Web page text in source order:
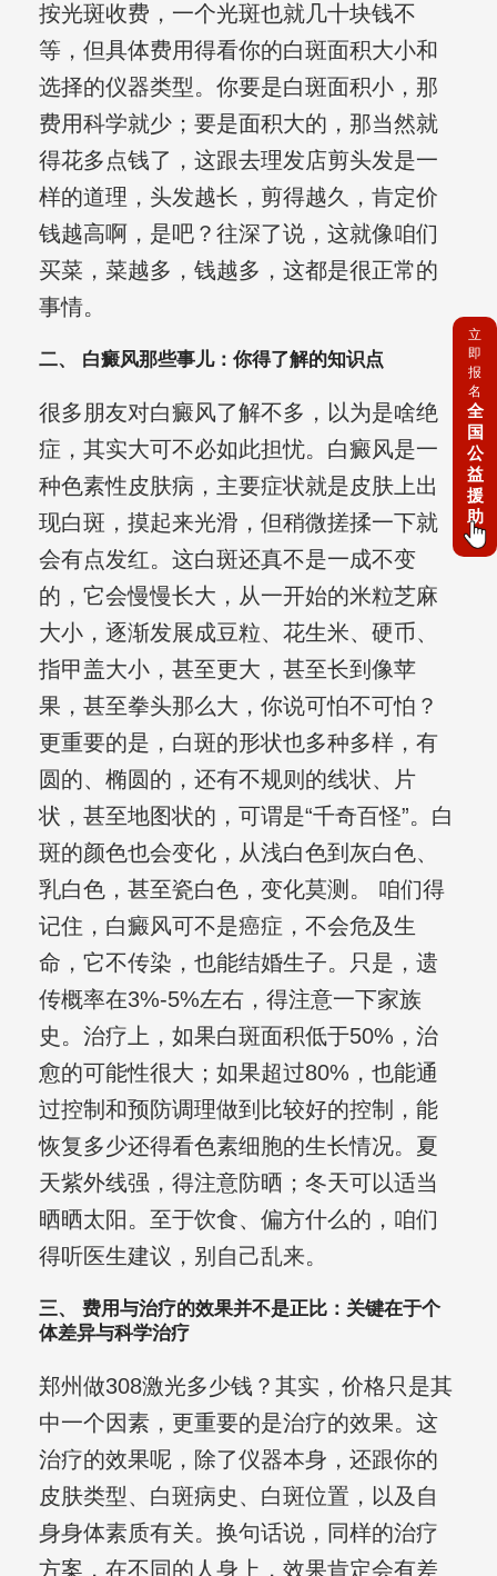
按光斑收费，一个光斑也就几十块钱不
等，但具体费用得看你的白斑面积大小和
选择的仪器类型。你要是白斑面积小，那
费用科学就少；要是面积大的，那当然就
得花多点钱了，这跟去理发店剪头发是一
样的道理，头发越长，剪得越久，肯定价
钱越高啊，是吧？往深了说，这就像咱们
买菜，菜越多，钱越多，这都是很正常的
事情。
二、 白癜风那些事儿：你得了解的知识点
很多朋友对白癜风了解不多，以为是啥绝
症，其实大可不必如此担忧。白癜风是一
种色素性皮肤病，主要症状就是皮肤上出
现白斑，摸起来光滑，但稍微搓揉一下就
会有点发红。这白斑还真不是一成不变
的，它会慢慢长大，从一开始的米粒芝麻
大小，逐渐发展成豆粒、花生米、硬币、
指甲盖大小，甚至更大，甚至长到像苹
果，甚至拳头那么大，你说可怕不可怕？
更重要的是，白斑的形状也多种多样，有
圆的、椭圆的，还有不规则的线状、片
状，甚至地图状的，可谓是“千奇百怪”。白
斑的颜色也会变化，从浅白色到灰白色、
乳白色，甚至瓷白色，变化莫测。 咱们得
记住，白癜风可不是癌症，不会危及生
命，它不传染，也能结婚生子。只是，遗
传概率在3%-5%左右，得注意一下家族
史。治疗上，如果白斑面积低于50%，治
愈的可能性很大；如果超过80%，也能通
过控制和预防调理做到比较好的控制，能
恢复多少还得看色素细胞的生长情况。夏
天紫外线强，得注意防晒；冬天可以适当
晒晒太阳。至于饮食、偏方什么的，咱们
得听医生建议，别自己乱来。
三、 费用与治疗的效果并不是正比：关键在于个
体差异与科学治疗
郑州做308激光多少钱？其实，价格只是其
中一个因素，更重要的是治疗的效果。这
治疗的效果呢，除了仪器本身，还跟你的
皮肤类型、白斑病史、白斑位置，以及自
身身体素质有关。换句话说，同样的治疗
方案，在不同的人身上，效果肯定会有差
立
即
报
名
全
国
公
益
援
助